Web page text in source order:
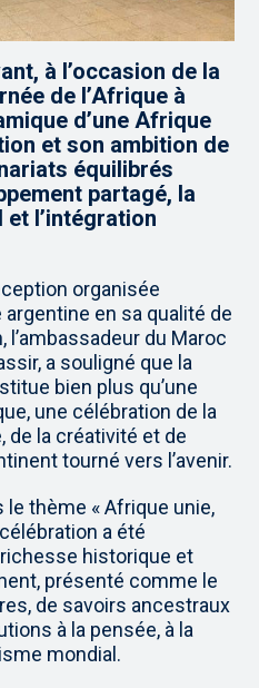
à l’occasion de la
de l’Afrique à
d’une Afrique
et son ambition de
équilibrés
partagé, la
l’intégration
organisée
en sa qualité de
du Maroc
a souligné que la
bien plus qu’une
une célébration de la
de la créativité et de
tourné vers l’avenir.
thème « Afrique unie,
a été
richesse historique et
présenté comme le
de savoirs ancestraux
à la pensée, à la
mondial.